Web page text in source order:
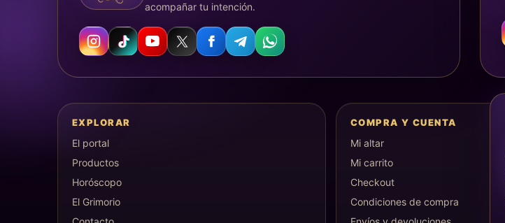
acompañar tu intención.
EXPLORAR
El portal
Productos
Horóscopo
El Grimorio
COMPRA Y CUENTA
Mi altar
Mi carrito
Checkout
Condiciones de compra